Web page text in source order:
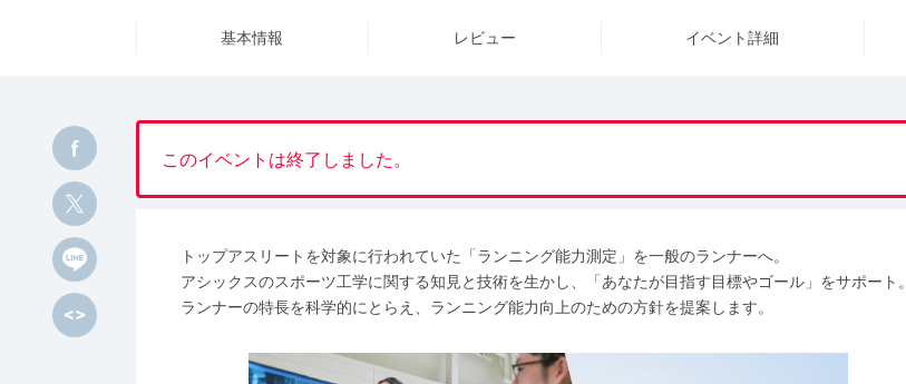
基本情報 レビュー イベント詳細
このイベントは終了しました。
トップアスリートを対象に行われていた「ランニング能力測定」を一般のランナーへ。
アシックスのスポーツ工学に関する知見と技術を生かし、「あなたが目指す目標やゴール」をサポート。
ランナーの特長を科学的にとらえ、ランニング能力向上のための方針を提案します。